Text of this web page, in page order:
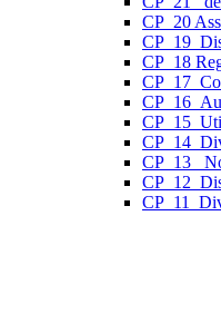
CP_20
CP_18
CP_13_